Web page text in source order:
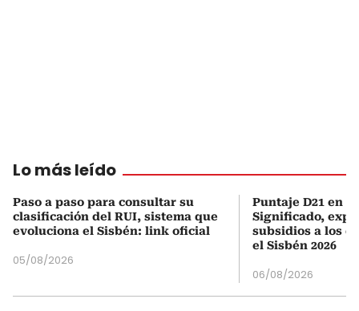
Lo más leído
Paso a paso para consultar su
clasificación del RUI, sistema que
evoluciona el Sisbén: link oficial
05/08/2026
Puntaje D21 en
Significado,
subsidios a los
el Sisbén 2026
06/08/2026